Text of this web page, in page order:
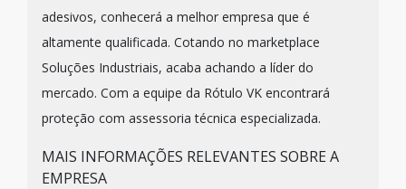
adesivos, conhecerá a melhor empresa que é
altamente qualificada. Cotando no marketplace
Soluções Industriais, acaba achando a líder do
mercado. Com a equipe da Rótulo VK encontrará
proteção com assessoria técnica especializada.
MAIS INFORMAÇÕES RELEVANTES SOBRE A
EMPRESA